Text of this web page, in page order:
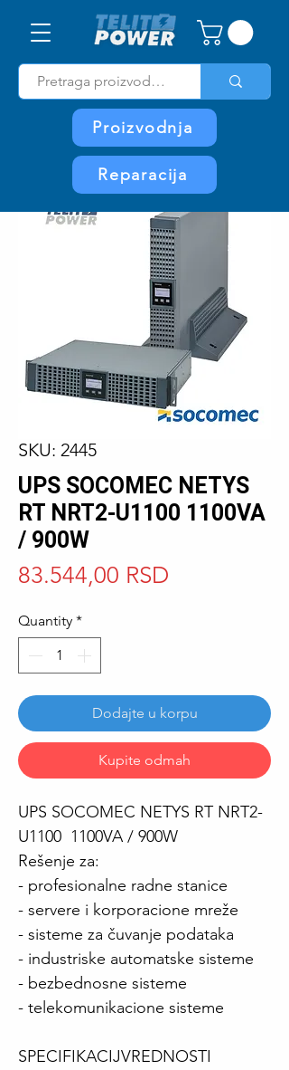
Proizvodnja
Reparacija
SKU: 2445
UPS SOCOMEC NETYS
RT NRT2-U1100 1100VA
/ 900W
83.544,00 RSD
Quantity *
Dodajte u korpu
Kupite odmah
UPS SOCOMEC NETYS RT NRT2-
U1100 1100VA / 900W
Rešenje za:
- profesionalne radne stanice
- servere i korporacione mreže
- sisteme za čuvanje podataka
- industriske automatske sisteme
- bezbednosne sisteme
- telekomunikacione sisteme
SPECIFIKACIJVREDNOSTI